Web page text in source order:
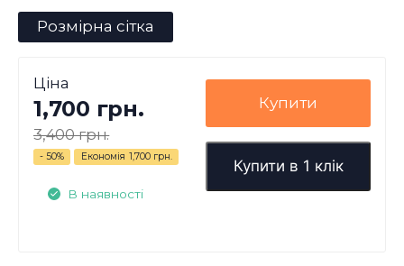
Розмірна сітка
Ціна
1,700 грн.
3,400 грн.
- 50% Економія 1,700 грн.
В наявності
Купити
Купити в 1 клік